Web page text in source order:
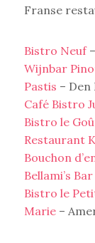
Franse
Bistro Neuf
Wijnbar
Pastis – Den
Café Bistro
Bistro le
Restaurant
Bouchon
Bellami’s
Bistro le
Marie–